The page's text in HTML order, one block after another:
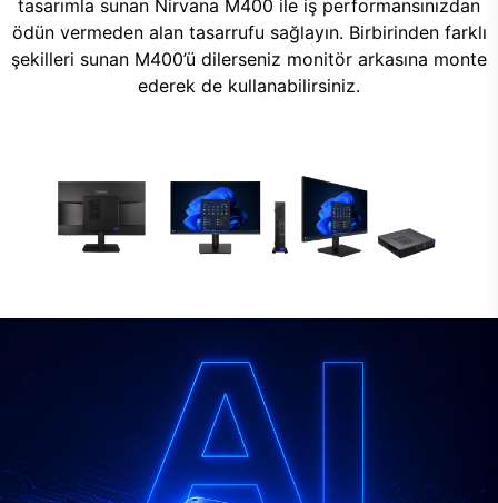
tasarımla sunan Nirvana M400 ile iş performansınızdan
ödün vermeden alan tasarrufu sağlayın. Birbirinden farklı
şekilleri sunan M400’ü dilerseniz monitör arkasına monte
ederek de kullanabilirsiniz.